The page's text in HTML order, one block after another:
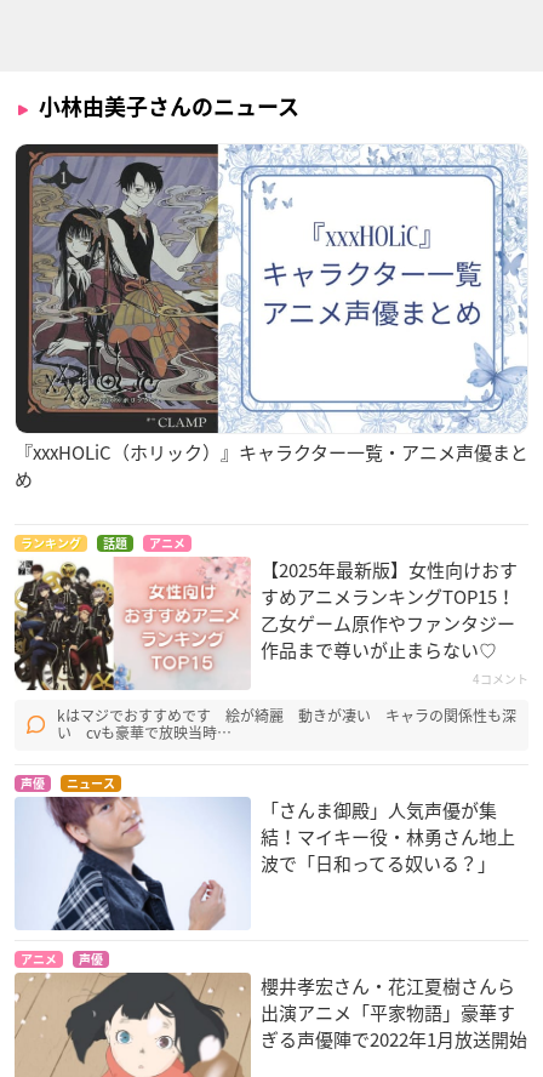
怪盗ジョーカー シー
ズン4
ハチ
怪盗ジョーカー シー
ズン3
ハチ
ふうせんいぬティニ
ー(第2シリーズ)
ティニー
ズン2
ハチ 切札勝太
ION-
ジョナサン・サイズ
モア
怪盗ジョーカー
ハチ
ふうせんいぬティニ
ー
ティニー
デュエル・マスター
ズ VS
切札勝太
小林由美子さんのニュース
『xxxHOLiC（ホリック）』キャラクター一覧・アニメ声優まと
め
ランキング 話題 アニメ
【2025年最新版】女性向けおす
すめアニメランキングTOP15！
乙女ゲーム原作やファンタジー
作品まで尊いが止まらない♡
4コメント
kはマジでおすすめです 絵が綺麗 動きが凄い キャラの関係性も深
い cvも豪華で放映当時…
声優 ニュース
「さんま御殿」人気声優が集
結！マイキー役・林勇さん地上
波で「日和ってる奴いる？」
アニメ 声優
櫻井孝宏さん・花江夏樹さんら
出演アニメ「平家物語」豪華す
ぎる声優陣で2022年1月放送開始